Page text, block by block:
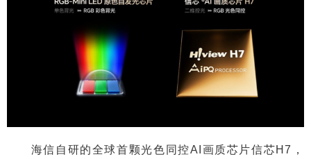
海信自研的全球首颗光色同控AI画质芯片信芯H7，